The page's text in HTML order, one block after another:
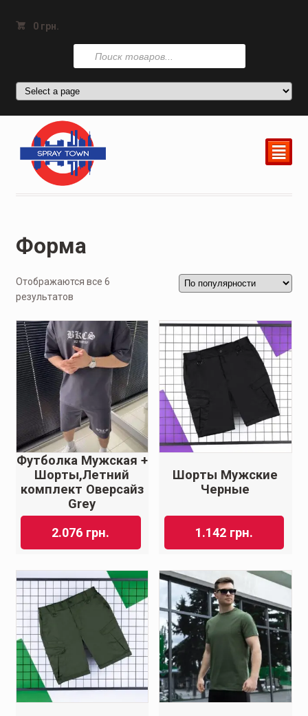
0 грн.
Поиск
товаров
²
Форма
Отображаются все 6
результатов
Футболка Мужская +
Шорты,Летний
комплект Оверсайз
Grey
2.076 грн.
Шорты Мужские
Черные
1.142 грн.